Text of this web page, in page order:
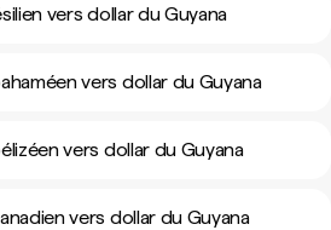
vers dollar du Guyana
vers dollar du Guyana
vers dollar du Guyana
vers dollar du Guyana